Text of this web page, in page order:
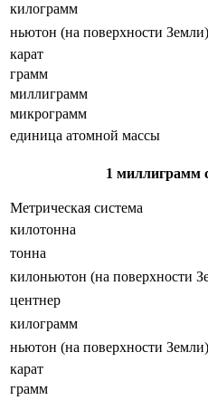
килограмм
ньютон (на поверхности Земли)
карат
грамм
миллиграмм
микрограмм
единица атомной массы
1 миллиграмм
Метрическая система
килотонна
тонна
килоньютон (на поверхности
центнер
килограмм
ньютон (на поверхности Земли)
карат
грамм